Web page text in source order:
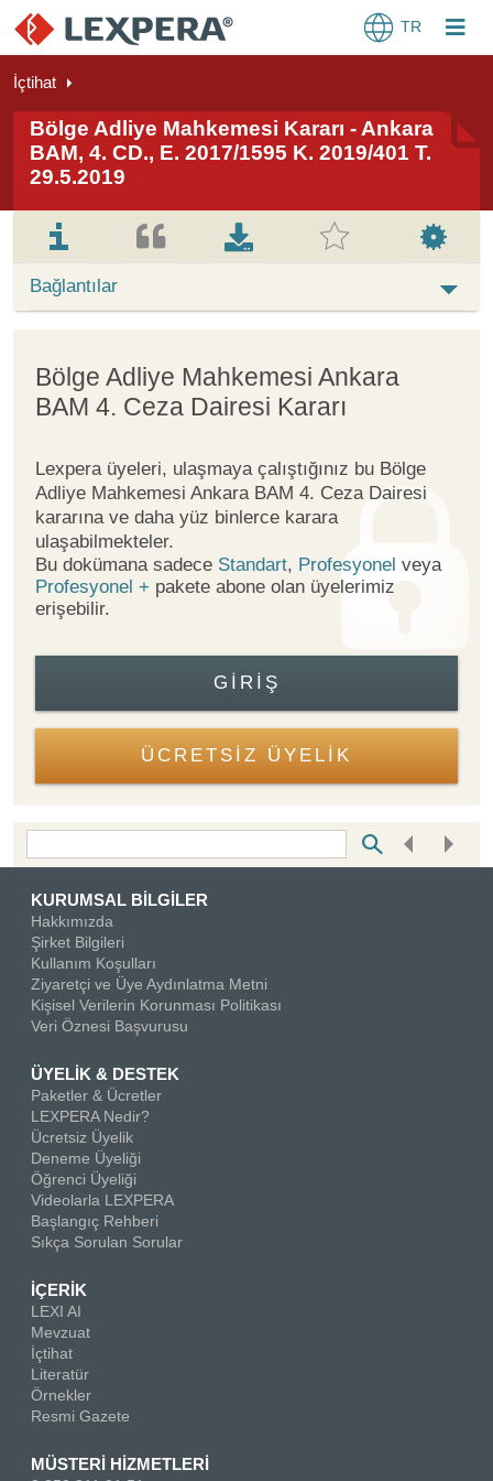
TR
İçtihat
Bölge Adliye Mahkemesi Kararı - Ankara
BAM, 4. CD., E. 2017/1595 K. 2019/401 T.
29.5.2019
Bağlantılar
Bölge Adliye Mahkemesi Ankara
BAM 4. Ceza Dairesi Kararı
Lexpera üyeleri, ulaşmaya çalıştığınız bu Bölge
Adliye Mahkemesi Ankara BAM 4. Ceza Dairesi
kararına ve daha yüz binlerce karara
ulaşabilmekteler.
Bu dokümana sadece Standart, Profesyonel veya
Profesyonel + pakete abone olan üyelerimiz
erişebilir.
GIRIŞ
ÜCRETSİZ ÜYELİK
KURUMSAL BİLGİLER
Hakkımızda
Şirket Bilgileri
Kullanım Koşulları
Ziyaretçi ve Üye Aydınlatma Metni
Kişisel Verilerin Korunması Politikası
Veri Öznesi Başvurusu
ÜYELİK & DESTEK
Paketler & Ücretler
LEXPERA Nedir?
Ücretsiz Üyelik
Deneme Üyeliği
Öğrenci Üyeliği
Videolarla LEXPERA
Başlangıç Rehberi
Sıkça Sorulan Sorular
İÇERİK
LEXI AI
Mevzuat
İçtihat
Literatür
Örnekler
Resmi Gazete
MÜSTERİ HİZMETLERİ